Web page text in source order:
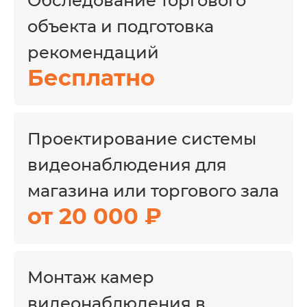
Как система помогает
торговому объекту
контролировать персонал, защищать
складские зоны и поддерживать порядок
на объекте даже при высокой
проходимости.
Торговый зал
объекта и подготовка
рекомендаций
Бесплатно
Проектирование системы
видеонаблюдения для
магазина или торгового зала
от 20 000 ₽
Монтаж камер